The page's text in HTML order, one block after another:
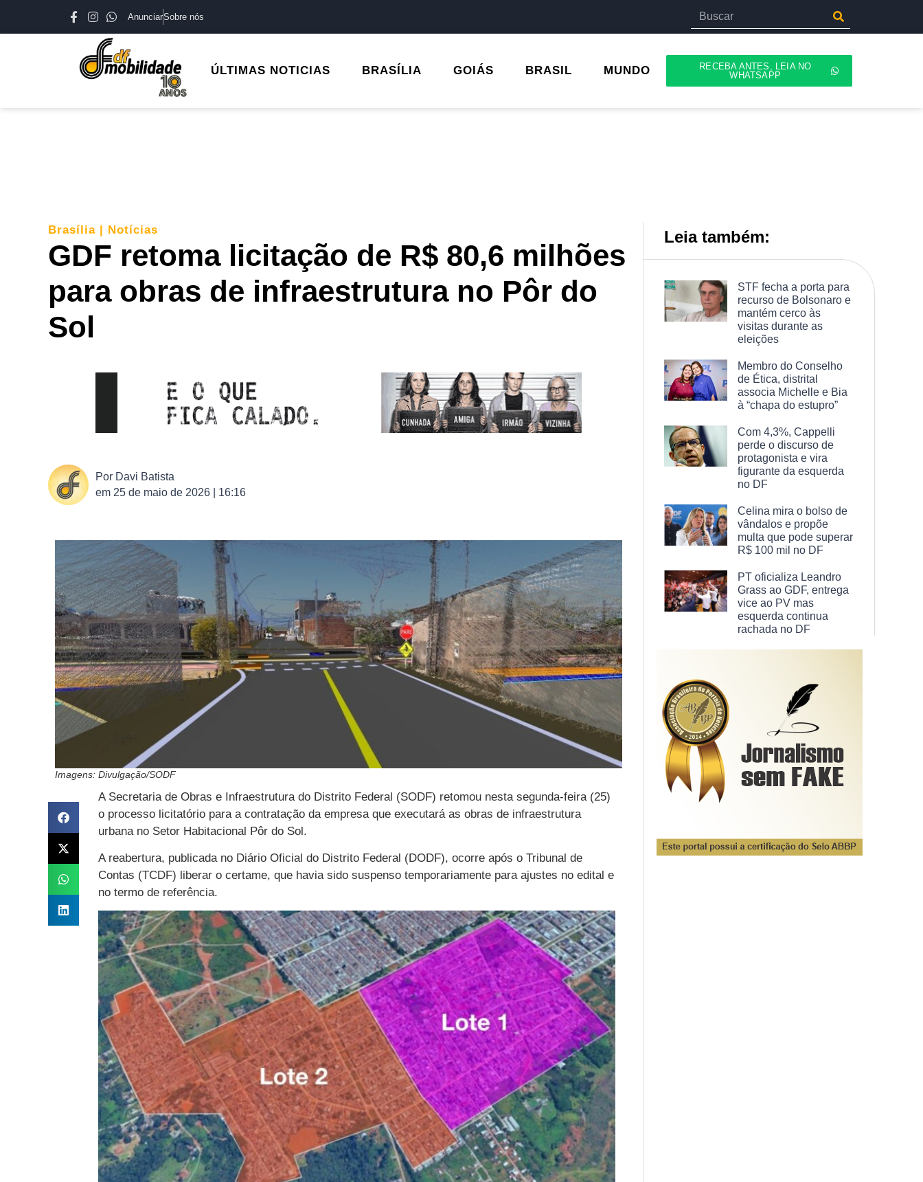
AnunciarSobre nós
ÚLTIMAS NOTICIAS BRASÍLIA GOIÁS BRASIL MUNDO
RECEBA ANTES, LEIA NO
WHATSAPP
Brasília| Notícias
GDF retoma licitação de R$ 80,6 milhões
para obras de infraestrutura no Pôr do
Sol
Por Davi Batista
em 25 de maio de 2026 | 16:16
Imagens: Divulgação/SODF
A Secretaria de Obras e Infraestrutura do Distrito Federal (SODF) retomou nesta segunda-feira (25)
o processo licitatório para a contratação da empresa que executará as obras de infraestrutura
urbana no Setor Habitacional Pôr do Sol.
A reabertura, publicada no Diário Oficial do Distrito Federal (DODF), ocorre após o Tribunal de
Contas (TCDF) liberar o certame, que havia sido suspenso temporariamente para ajustes no edital e
no termo de referência.
Leia também:
STF fecha a porta para
recurso de Bolsonaro e
mantém cerco às
visitas durante as
eleições
Membro do Conselho
de Ética, distrital
associa Michelle e Bia
à “chapa do estupro”
Com 4,3%, Cappelli
perde o discurso de
protagonista e vira
figurante da esquerda
no DF
Celina mira o bolso de
vândalos e propõe
multa que pode superar
R$ 100 mil no DF
PT oficializa Leandro
Grass ao GDF, entrega
vice ao PV mas
esquerda continua
rachada no DF